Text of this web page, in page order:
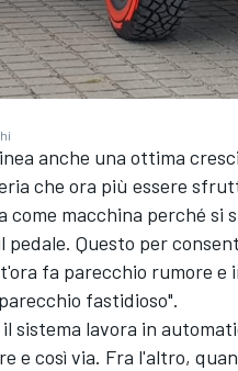
anche una ottima
che ora più essere
come macchina perché si
Questo per
fa parecchio rumore e
fastidioso".
sistema lavora in
e così via. Fra l'altro,